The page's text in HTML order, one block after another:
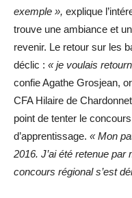
exemple », explique
trouve une ambiance et
revenir. Le retour sur les
déclic : « je voulais
confie Agathe Grosjean,
CFA Hilaire de
point de tenter le
d’apprentissage. « Mon
2016. J’ai été retenue
concours régional s’est